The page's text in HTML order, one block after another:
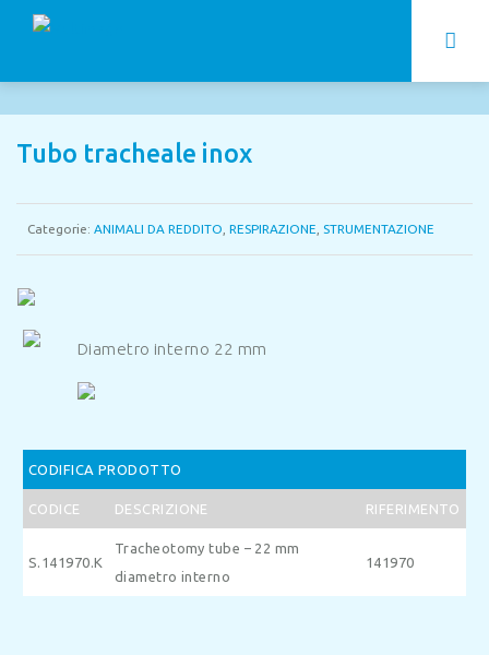
Tubo tracheale inox
Categorie: ANIMALI DA REDDITO RESPIRAZIONE STRUMENTAZIONE
Diametro interno 22 mm
CODIFICA PRODOTTO
CODICE DESCRIZIONE RIFERIMENTO
S.141970.K
Tracheotomy tube – 22 mm
diametro interno
141970